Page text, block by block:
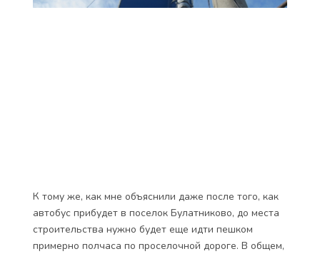
К тому же, как мне объяснили даже после того, как
автобус прибудет в поселок Булатниково, до места
строительства нужно будет еще идти пешком
примерно полчаса по проселочной дороге. В общем,